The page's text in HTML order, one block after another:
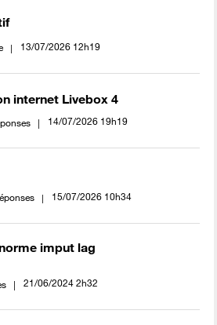
‎13/07/2026 12h19
internet Livebox 4
‎14/07/2026 19h19
‎15/07/2026 10h34
imput lag
‎21/06/2024 2h32